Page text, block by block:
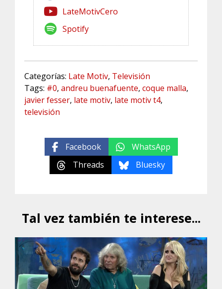
LateMotivCero
Spotify
Categorías: Late Motiv, Televisión
Tags: #0,andreu buenafuente,coque malla,
javier fesser, late motiv, late motiv t4,
televisión
Facebook
WhatsApp
Threads
Bluesky
Tal vez también te interese...